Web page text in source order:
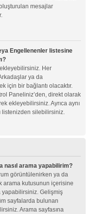
mesajlar
Engellenenler listesine
ekleyebilirsiniz. Her
ya da
için bir bağlantı olacaktır.
Paneliniz’den, direkt olarak
ekleyebilirsiniz. Ayrıca aynı
listenizden silebilirsiniz.
nasıl arama yapabilirim?
görüntülenirken ya da
arama kutusunun içerisine
Gelişmiş
sayfalarda bulunan
Arama sayfasına